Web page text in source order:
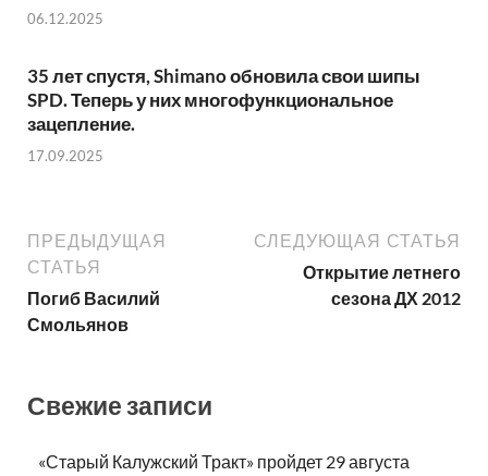
06.12.2025
35 лет спустя, Shimano обновила свои шипы
SPD. Теперь у них многофункциональное
зацепление.
17.09.2025
ПРЕДЫДУЩАЯ
СТАТЬЯ
Погиб Василий
Смольянов
СЛЕДУЮЩАЯ СТАТЬЯ
Открытие летнего
сезона ДХ 2012
Свежие записи
«Старый Калужский Тракт» пройдет 29 августа